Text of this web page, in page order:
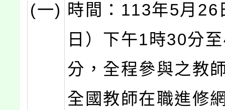
(一) 時間：113年5月26
日）下午1時30分
分，全程參與之教
全國教師在職進修